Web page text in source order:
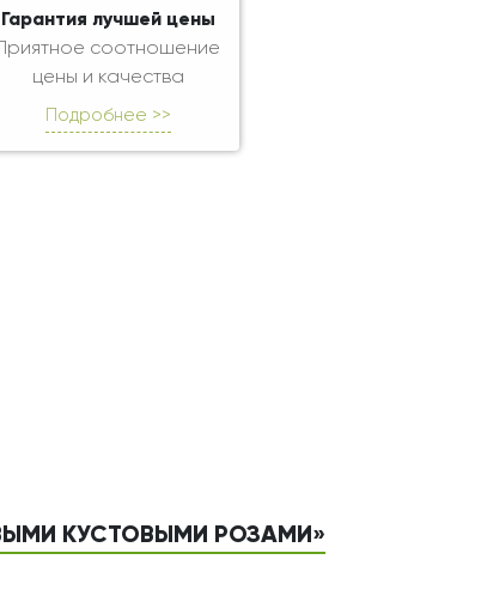
Гарантия лучшей цены
соотношение
цены и качества
Подробнее >>
КУСТОВЫМИ РОЗАМИ»